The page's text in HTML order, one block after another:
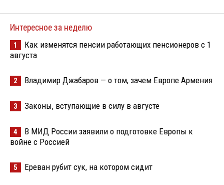
Интересное за неделю
1
Как изменятся пенсии работающих пенсионеров с 1
августа
2 Владимир Джабаров — о том, зачем Европе Армения
3 Законы, вступающие в силу в августе
4
В МИД России заявили о подготовке Европы к
войне с Россией
5 Ереван рубит сук, на котором сидит